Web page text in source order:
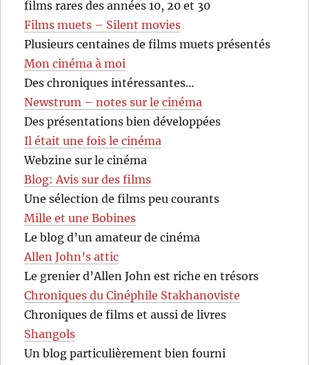
films rares des années 10, 20 et 30
Films muets – Silent movies
Plusieurs centaines de films muets présentés
Mon cinéma à moi
Des chroniques intéressantes…
Newstrum – notes sur le cinéma
Des présentations bien développées
Il était une fois le cinéma
Webzine sur le cinéma
Blog: Avis sur des films
Une sélection de films peu courants
Mille et une Bobines
Le blog d’un amateur de cinéma
Allen John’s attic
Le grenier d’Allen John est riche en trésors
Chroniques du Cinéphile Stakhanoviste
Chroniques de films et aussi de livres
Shangols
Un blog particulièrement bien fourni